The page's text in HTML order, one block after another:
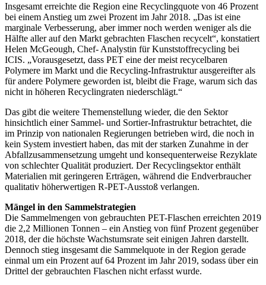
Insgesamt erreichte die Region eine Recyclingquote von 46 Prozent
bei einem Anstieg um zwei Prozent im Jahr 2018. „Das ist eine
marginale Verbesserung, aber immer noch werden weniger als die
Hälfte aller auf den Markt gebrachten Flaschen recycelt“, konstatiert
Helen McGeough, Chef- Analystin für Kunststoffrecycling bei
ICIS. „Vorausgesetzt, dass PET eine der meist recycelbaren
Polymere im Markt und die Recycling-Infrastruktur ausgereifter als
für andere Polymere geworden ist, bleibt die Frage, warum sich das
nicht in höheren Recyclingraten niederschlägt.“
Das gibt die weitere Themenstellung wieder, die den Sektor
hinsichtlich einer Sammel- und Sortier-Infrastruktur betrachtet, die
im Prinzip von nationalen Regierungen betrieben wird, die noch in
kein System investiert haben, das mit der starken Zunahme in der
Abfallzusammensetzung umgeht und konsequenterweise Rezyklate
von schlechter Qualität produziert. Der Recyclingsektor enthält
Materialien mit geringeren Erträgen, während die Endverbraucher
qualitativ höherwertigen R-PET-Ausstoß verlangen.
Mängel in den Sammelstrategien
Die Sammelmengen von gebrauchten PET-Flaschen erreichten 2019
die 2,2 Millionen Tonnen – ein Anstieg von fünf Prozent gegenüber
2018, der die höchste Wachstumsrate seit einigen Jahren darstellt.
Dennoch stieg insgesamt die Sammelquote in der Region gerade
einmal um ein Prozent auf 64 Prozent im Jahr 2019, sodass über ein
Drittel der gebrauchten Flaschen nicht erfasst wurde.